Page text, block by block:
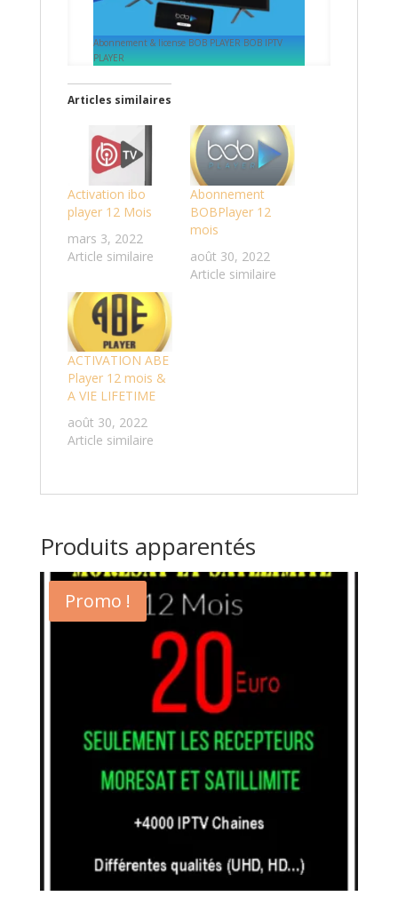
Abonnement & license BOB PLAYER BOB IPTV
PLAYER
Articles similaires
Activation ibo
player 12 Mois
mars 3, 2022
Article similaire
Abonnement
BOBPlayer 12
mois
août 30, 2022
Article similaire
ACTIVATION ABE
Player 12 mois &
A VIE LIFETIME
août 30, 2022
Article similaire
Produits apparentés
Promo !